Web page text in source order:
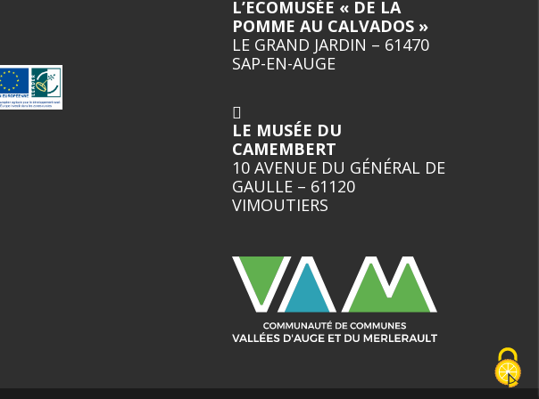
L’ECOMUSÉE « DE LA
POMME AU CALVADOS »
LE GRAND JARDIN – 61470
SAP-EN-AUGE
LE MUSÉE DU
CAMEMBERT
10 AVENUE DU GÉNÉRAL DE
GAULLE – 61120
VIMOUTIERS